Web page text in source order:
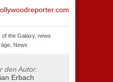
of the Galaxy, news
News
den Autor:
Erbach